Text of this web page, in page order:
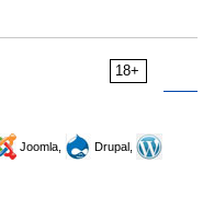
18+
Joomla,
Drupal,